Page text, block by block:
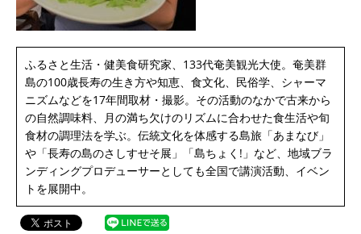
ふるさと生活・健美食研究家、133代奄美観光大使。奄美群
島の100歳長寿の生き方や知恵、食文化、民俗学、シャーマ
ニズムなどを17年間取材・撮影。その活動のなかで古来から
の自然調味料、月の満ち欠けのリズムに合わせた食生活や旬
食材の調理法を学ぶ。伝統文化を体感する島旅「あまなび」
や「長寿の島のさしすせそ展」「島ちょく!」など、地域ブラ
ンディングプロデューサーとしても全国で講演活動、イベン
トを展開中。